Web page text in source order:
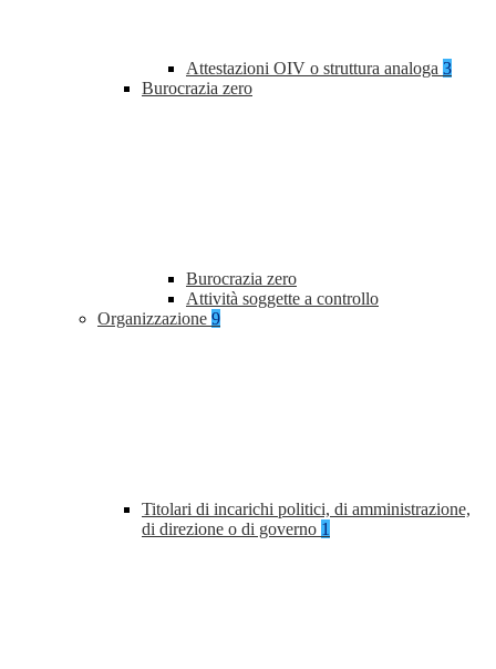
Attestazioni OIV o struttura analoga 3
Burocrazia zero
Burocrazia zero
Attività soggette a controllo
Organizzazione 9
Titolari di incarichi politici, di amministrazione,
di direzione o di governo 1